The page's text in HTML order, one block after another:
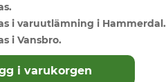
i varuutlämning i Hammerdal.
i Vansbro.
i varukorgen